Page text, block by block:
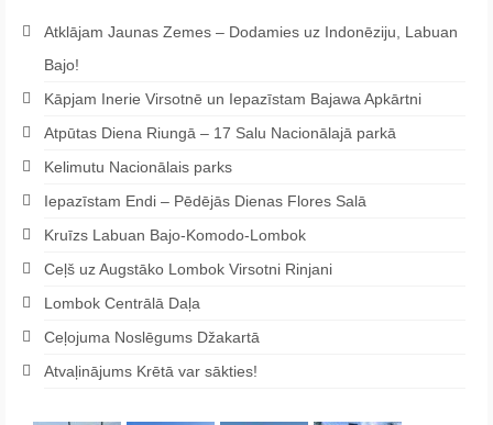
Atklājam Jaunas Zemes – Dodamies uz Indonēziju, Labuan
Bajo!
Kāpjam Inerie Virsotnē un Iepazīstam Bajawa Apkārtni
Atpūtas Diena Riungā – 17 Salu Nacionālajā parkā
Kelimutu Nacionālais parks
Iepazīstam Endi – Pēdējās Dienas Flores Salā
Kruīzs Labuan Bajo-Komodo-Lombok
Ceļš uz Augstāko Lombok Virsotni Rinjani
Lombok Centrālā Daļa
Ceļojuma Noslēgums Džakartā
Atvaļinājums Krētā var sākties!